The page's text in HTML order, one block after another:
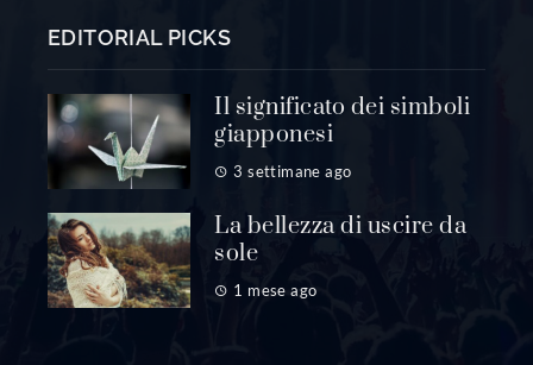
EDITORIAL PICKS
Il significato dei simboli
giapponesi
3 settimane ago
La bellezza di uscire da
sole
1 mese ago